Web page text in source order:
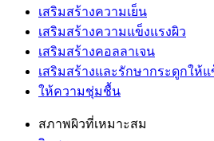
เสริมสร้างความเย็น
เสริมสร้างความแข็งแรงผิว
เสริมสร้างคอลลาเจน
เสริมสร้างและรักษากระดูกให้แ
ให้ความชุ่มชื้น
สภาพผิวที่เหมาะสม